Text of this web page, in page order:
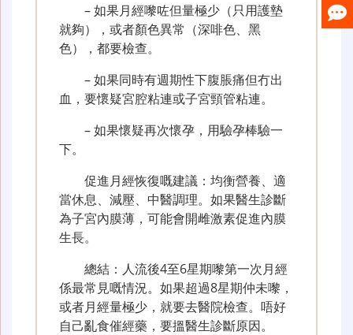
– 如果月經嚟咗但量極少（只用護墊
就夠），或者顏色異常（深啡色、黑
色），都要檢查。
– 如果同時有週期性下腹脹痛但冇出
血，要懷疑宮腔粘連或子宮頸管粘連。
– 如果懷疑再次懷孕，用驗孕棒驗一
下。
促進月經恢復嘅建議：均衡營養、適
當休息、減壓、中醫調理。如果醫生診斷
為子宮內膜薄，可能會開雌激素促進內膜
生長。
總結：人流後4至6星期嚟第一次月經
係最常見嘅情況。如果超過8星期仲未嚟，
或者月經量極少，就要去醫院檢查。唔好
自己亂食催經藥，要搵醫生診斷原因。